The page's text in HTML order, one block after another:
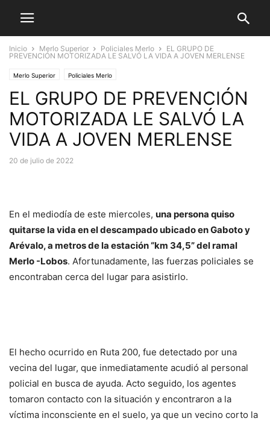
Inicio Merlo Superior Policiales Merlo
EL GRUPO DE
PREVENCIÓN MOTORIZADA LE SALVÓ LA VIDA A JOVEN MERLENSE
Merlo Superior Policiales Merlo
EL GRUPO DE PREVENCIÓN
MOTORIZADA LE SALVÓ LA
VIDA A JOVEN MERLENSE
20 de julio de 2022
En el mediodía de este miercoles, una persona quiso
quitarse la vida en el descampado ubicado en Gaboto y
Arévalo, a metros de la estación “km 34,5” del ramal
Merlo -Lobos. Afortunadamente, las fuerzas policiales se
encontraban cerca del lugar para asistirlo.
El hecho ocurrido en Ruta 200, fue detectado por una
vecina del lugar, que inmediatamente acudió al personal
policial en busca de ayuda. Acto seguido, los agentes
tomaron contacto con la situación y encontraron a la
víctima inconsciente en el suelo, ya que un vecino corto la